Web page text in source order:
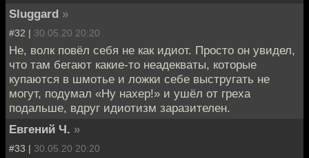
Sluggard »
#32 | 30.05.20 20:20
Не, волк повёл себя не как идиот. Просто он увидел,
что там бегают какие-то неадекваты, которые
купаются в шмотье и ложки себе выстругать не
могут, подумал «Ну нахер!» и ушёл от греха
подальше, вдруг идиотизм заразителен.
Евгений Ч. »
#33 | 30.05.20 20:20